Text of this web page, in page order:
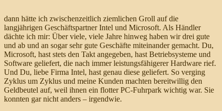
dann hätte ich zwischenzeitlich ziemlichen Groll auf die
langjährigen Geschäftspartner Intel und Microsoft. Als Händler
dächte ich mir: Über viele, viele Jahre hinweg haben wir drei gute
und ab und an sogar sehr gute Geschäfte miteinander gemacht. Du,
Microsoft, hast stets den Takt angegeben, hast Betriebsysteme und
Software geliefert, die nach immer leistungsfähigerer Hardware rief.
Und Du, liebe Firma Intel, hast genau diese geliefert. So verging
Zyklus um Zyklus und meine Kunden machten bereitwillig den
Geldbeutel auf, weil ihnen ein flotter PC-Fuhrpark wichtig war. Sie
konnten gar nicht anders – irgendwie.